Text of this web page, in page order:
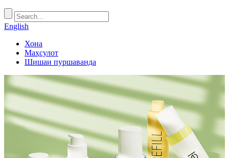
English
Хона
Маҳсулот
Шишаи пуршаванда